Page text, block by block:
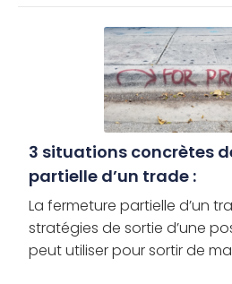
3 situations concrètes
partielle d’un trade :
La fermeture partielle d’un
stratégies de sortie d’une
peut utiliser pour sortir de
au lieu de sortir en une